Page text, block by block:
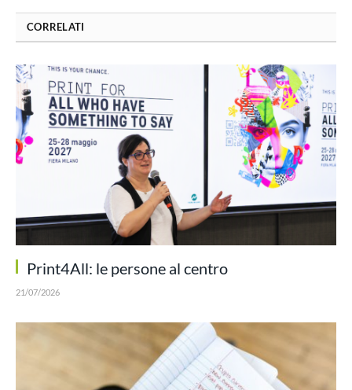
CORRELATI
Print4All: le persone al centro
21/07/2026